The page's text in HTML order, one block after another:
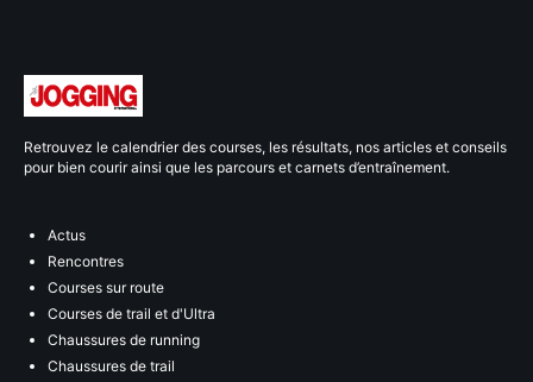
Retrouvez le calendrier des courses, les résultats, nos articles et conseils
pour bien courir ainsi que les parcours et carnets d’entraînement.
Actus
Rencontres
Courses sur route
Courses de trail et d'Ultra
Chaussures de running
Chaussures de trail